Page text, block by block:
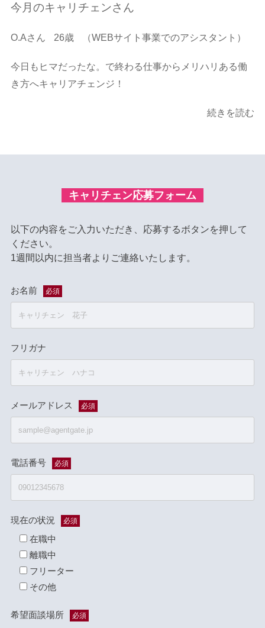
今月のキャリチェンさん
O.Aさん 26歳 （WEBサイト事業でのアシスタント）
今日もヒマだったな。で終わる仕事からメリハリある働
き方へキャリアチェンジ！
続きを読む
キャリチェン応募フォーム
以下の内容をご入力いただき、応募するボタンを押して
ください。
1週間以内に担当者よりご連絡いたします。
お名前 必須
フリガナ
メールアドレス 必須
電話番号 必須
現在の状況 必須
在職中
離職中
フリーター
その他
希望面談場所 必須